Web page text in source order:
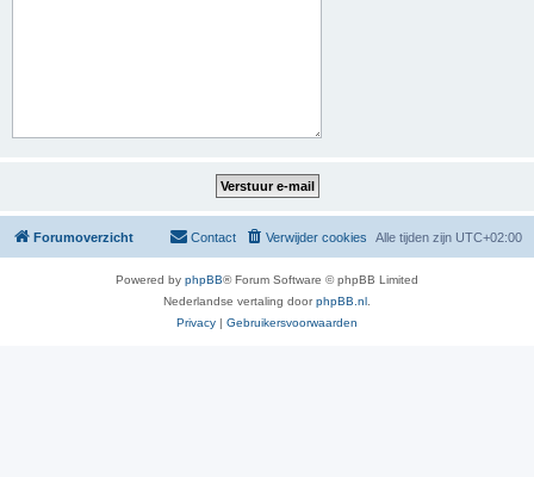
Forumoverzicht Alle tijden zijn UTC+02:00
Verwijder cookies
Contact
Powered by phpBB® Forum Software © phpBB Limited
Nederlandse vertaling doorphpBB.nl
Privacy | Gebruikersvoorwaarden